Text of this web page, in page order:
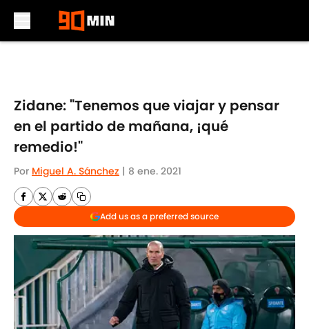
Zidane: "Tenemos que viajar y pensar
en el partido de mañana, ¡qué
remedio!"
Por Miguel A. Sánchez | 8 ene. 2021
Add us as a preferred source